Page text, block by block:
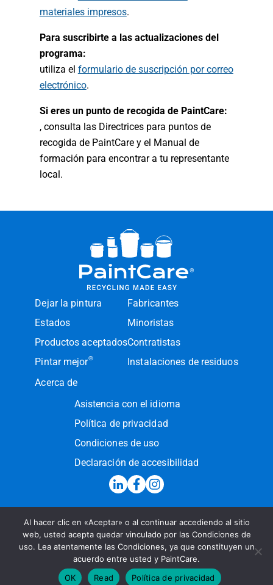
materiales impresos.
Para suscribirte a las actualizaciones del
programa:
utiliza el formulario de suscripción por correo
electrónico.
Si eres un punto de recogida de PaintCare:
, consulta las Directrices para puntos de
recogida de PaintCare y el Manual de
formación para encontrar a tu representante
local.
Dejar la pintura
Estados
Productos aceptados
Pintar mejor®
Acerca de
Fabricantes
Minoristas
Contratistas
Instalaciones de residuos
Asistencia con el idioma
Política de privacidad
Condiciones de uso
Declaración de accesibilidad
Línea de atención:(855) PAINT09
Enviar un mensaje
© 2026 PaintCare Inc. Todos los derechos reservados
Al hacer clic en «Aceptar» o al continuar accediendo al sitio
web, usted acepta quedar vinculado por las Condiciones de
uso. Lea atentamente las Condiciones, ya que constituyen un
acuerdo entre usted y PaintCare.
OK
Política de privacidad
Read